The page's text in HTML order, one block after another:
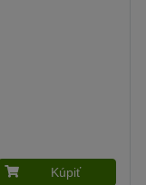
Kúpiť